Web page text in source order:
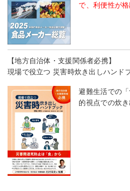
で、利便性が格
【地方自治体・支援関係者必携】
現場で役立つ 災害時炊き出しハンド
避難生活での
的視点での炊